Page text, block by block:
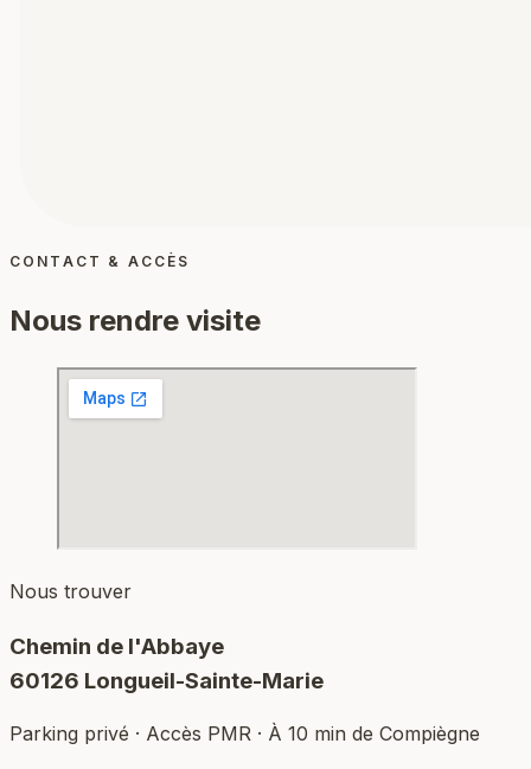
CONTACT & ACCÈS
Nous rendre visite
Nous trouver
Chemin de l'Abbaye
60126 Longueil-Sainte-Marie
Parking privé · Accès PMR · À 10 min de Compiègne